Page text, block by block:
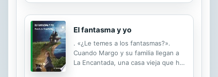
El fantasma y yo
. «¿Le temes a los fantasmas?».
Cuando Margo y su familia llegan a
La Encantada, una casa vieja que han